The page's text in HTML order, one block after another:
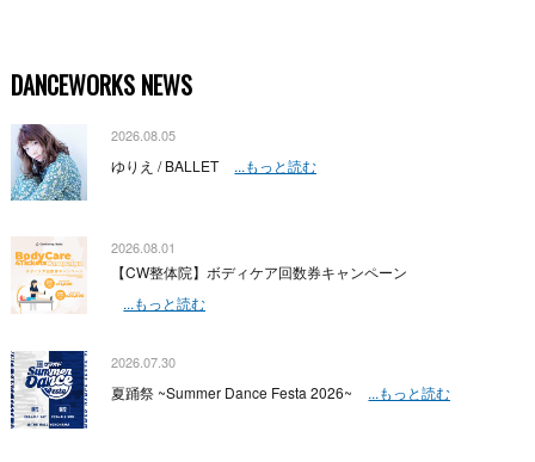
DANCEWORKS NEWS
2026.08.05
ゆりえ / BALLET ...もっと読む
2026.08.01
【CW整体院】ボディケア回数券キャンペーン
...もっと読む
2026.07.30
夏踊祭 ~Summer Dance Festa 2026~ ...もっと読む